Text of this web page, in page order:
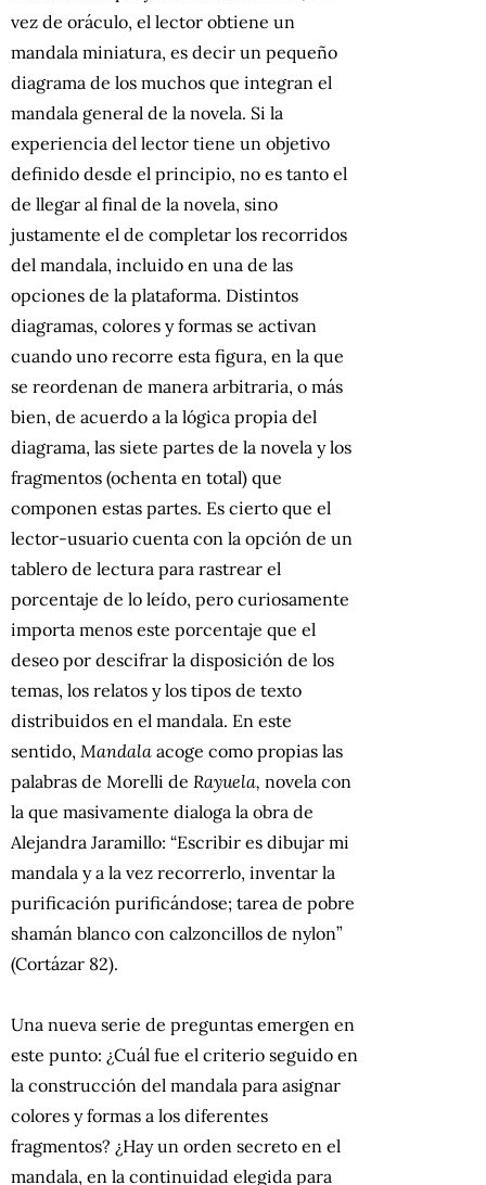
vez de oráculo, el lector obtiene un
mandala miniatura, es decir un pequeño
diagrama de los muchos que integran el
mandala general de la novela. Si la
experiencia del lector tiene un objetivo
definido desde el principio, no es tanto el
de llegar al final de la novela, sino
justamente el de completar los recorridos
del mandala, incluido en una de las
opciones de la plataforma. Distintos
diagramas, colores y formas se activan
cuando uno recorre esta figura, en la que
se reordenan de manera arbitraria, o más
bien, de acuerdo a la lógica propia del
diagrama, las siete partes de la novela y los
fragmentos (ochenta en total) que
componen estas partes. Es cierto que el
lector-usuario cuenta con la opción de un
tablero de lectura para rastrear el
porcentaje de lo leído, pero curiosamente
importa menos este porcentaje que el
deseo por descifrar la disposición de los
temas, los relatos y los tipos de texto
distribuidos en el mandala. En este
sentido, Mandala acoge como propias las
palabras de Morelli de Rayuela, novela con
la que masivamente dialoga la obra de
Alejandra Jaramillo: “Escribir es dibujar mi
mandala y a la vez recorrerlo, inventar la
purificación purificándose; tarea de pobre
shamán blanco con calzoncillos de nylon”
(Cortázar 82).
Una nueva serie de preguntas emergen en
este punto: ¿Cuál fue el criterio seguido en
la construcción del mandala para asignar
colores y formas a los diferentes
fragmentos? ¿Hay un orden secreto en el
mandala, en la continuidad elegida para